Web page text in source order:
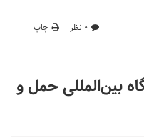
خطیب این هفته نماز جمعه تهران
پیکر امام شهید انقلاب اسلامی ایران
۰ نظر
چاپ
بین‌المللی حمل‌ و